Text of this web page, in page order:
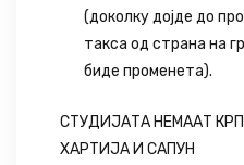
(доколку дојде до
такса од страна на
биде променета).
СТУДИЈАТА НЕМААТ
ХАРТИЈА И САПУН